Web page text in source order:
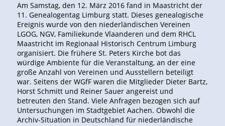
Am Samstag, den 12. März 2016 fand in Maastricht der
11. Genealogentag Limburg statt. Dieses genealogische
Ereignis wurde von den niederländischen Vereinen
LGOG, NGV, Familiekunde Vlaanderen und dem RHCL
Maastricht im Regionaal Historisch Centrum Limburg
organisiert. Die frühere St. Peters Kirche bot das
würdige Ambiente für die Veranstaltung, an der eine
große Anzahl von Vereinen und Ausstellern beteiligt
war. Seitens der WGfF waren die Mitglieder Dieter Bartz,
Horst Schmitt und Reiner Sauer angereist und
betreuten den Stand. Viele Anfragen bezogen sich auf
Untersuchungen im Stadtgebiet Aachen. Obwohl die
Archiv-Situation in Deutschland für niederländische